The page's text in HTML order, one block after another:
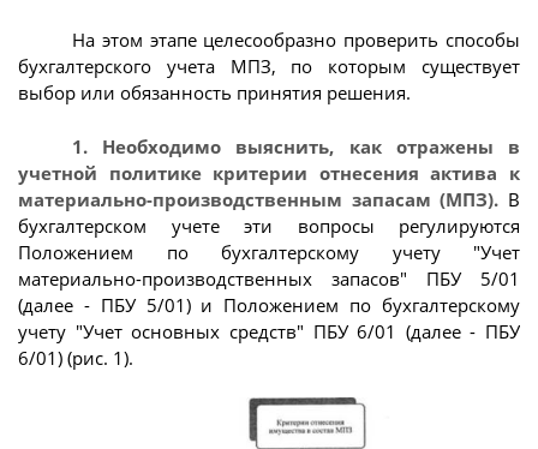
На этом этапе целесообразно проверить способы
бухгалтерского учета МПЗ, по которым существует
выбор или обязанность принятия решения.
1. Необходимо выяснить, как отражены в
учетной политике критерии отнесения актива к
материально-производственным запасам (МПЗ). В
бухгалтерском учете эти вопросы регулируются
Положением по бухгалтерскому учету "Учет
материально-производственных запасов" ПБУ 5/01
(далее - ПБУ 5/01) и Положением по бухгалтерскому
учету "Учет основных средств" ПБУ 6/01 (далее - ПБУ
6/01) (рис. 1).